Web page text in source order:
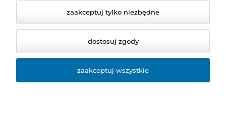
© 2026 sklep.bio-space.pl. Wszelkie prawa zastrzeżone.
zaakceptuj tylko niezbędne
dostosuj zgody
zaakceptuj wszystkie